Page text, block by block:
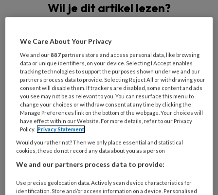
Wil je dit artikel lezen?
artikelen gratis per maand
Al een account of abonnement?Log dan in
Wat
is
je
e-
* *
Kies
je
wachtwoord* *
Kies
je
functie *
We Care About Your Privacy
We and our887 partners store and access personal data, like browsing
data or unique identifiers, on your device. Selecting I Accept enables
tracking technologies to support the purposes shown under we and our
partners process data to provide. Selecting Reject All or withdrawing your
consent will disable them. If trackers are disabled, some content and ads
you see may not be as relevant to you. You can resurface this menu to
change your choices or withdraw consent at any time by clicking the
Manage Preferences link on the bottom of the webpage. Your choices will
have effect within our Website. For more details, refer to our Privacy
Policy. Privacy Statement
Would you rather not? Then we only place essential and statistical
cookies, these do not record any data about you as a person
We and our partners process data to provide:
Use precise geolocation data. Actively scan device characteristics for
identification. Store and/or access information on a device. Personalised